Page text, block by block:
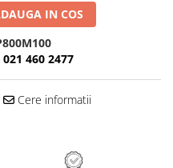
IN COS
021 460 2477
Cere informatii